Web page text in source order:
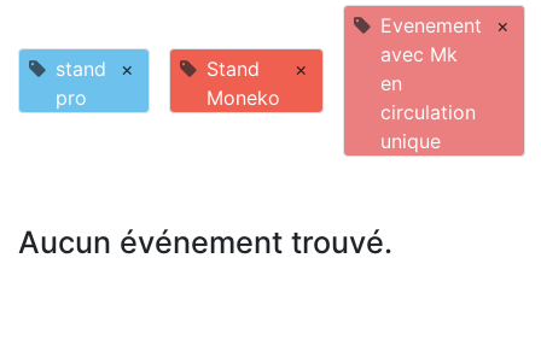
stand
pro
×
Stand
Moneko
×
Evenement
avec Mk
en
circulation
unique
×
Aucun événement trouvé.